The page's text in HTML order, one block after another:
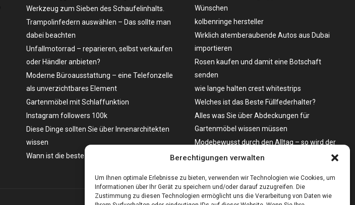
Berechtigungen verwalten
Um Ihnen optimale Erlebnisse zu bieten, verwenden wir Technologien wie Cookies, um
Informationen über Ihr Gerät zu speichern und/oder darauf zuzugreifen. Die
Zustimmung zu diesen Technologien ermöglicht uns die Verarbeitung von Daten wie
Werkzeug zum Sieben des Schaufelinhalts.
Trampolinfedern auswählen – Das sollte man
dabei beachten
Unfallmotorrad – reparieren, selbst verkaufen
oder Händler anbieten?
Moderne Büroausstattung – eine Telefonzelle
als unverzichtbares Element
Gartenmöbel mit Schlaffunktion
Instagram followers 100k
Diese Dinge sollten Sie über Innenarchitekten
wissen
Wann ist die beste Zeit, ein Auto zu kaufen?
Wünschen
kolbenringe hersteller
Wirklich atemberaubende Autos aus Dubai
importieren
Rosen kaufen und damit eine Botschaft
senden
wie lange halten crest whitestrips
Welches ist das Beste Füllfederhalter?
Alles was Sie über Abdeckungen für
Gartenmöbel wissen müssen
Modebewusst durch den Alltag – so wird der
Bürgersteig zum Laufsteg!